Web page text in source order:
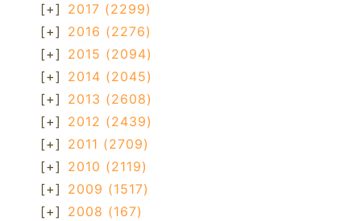
[+] 2017 (2299)
[+] 2016 (2276)
[+] 2015 (2094)
[+] 2014 (2045)
[+] 2013 (2608)
[+] 2012 (2439)
[+] 2011 (2709)
[+] 2010 (2119)
[+] 2009 (1517)
[+] 2008 (167)